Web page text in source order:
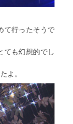
て行ったそうで
ても幻想的でし
よ。